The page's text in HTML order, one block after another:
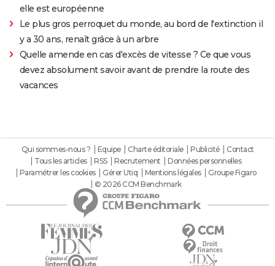
elle est européenne
Le plus gros perroquet du monde, au bord de l'extinction il
y a 30 ans, renaît grâce à un arbre
Quelle amende en cas d'excès de vitesse ? Ce que vous
devez absolument savoir avant de prendre la route des
vacances
Qui sommes-nous ? Equipe Charte éditoriale Publicité
Contact
Tous les articles
RSS Recrutement
Données personnelles
Paramétrer les cookies
Gérer Utiq Mentions légales
Groupe Figaro
© 2026 CCM Benchmark